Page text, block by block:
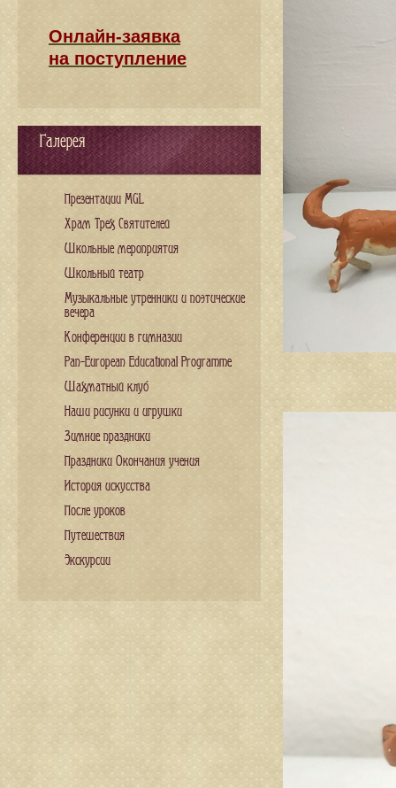
Онлайн-заявка
на поступление
Галерея
Презентации MGL
Храм Трех Святителей
Школьные мероприятия
Школьный театр
Музыкальные утренники и поэтические
вечера
Конференции в гимназии
Pan-European Educational Programme
Шахматный клуб
Наши рисунки и игрушки
Зимние праздники
Праздники Окончания учения
История искусства
После уроков
Путешествия
Экскурсии